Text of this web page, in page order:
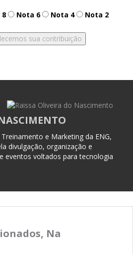
Nota 6 Nota 4 Nota 2
e Marketing da ENG,
divulgação, organização e
eventos voltados para tecnologia
Na